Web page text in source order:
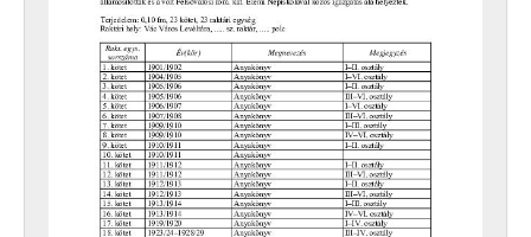
[Fond] 0405 - MTH Váci 233. sz. Iparostanuló Iskolájának iratai, 1949–1953
[Fond] 0406 - MTH Váci 257. sz. Iparostanuló Iskolájának iratai, 1948–1952
[Fond] 0421 - Bartók Béla Zeneiskola, Vác iratai, 1962–2000
[Fond] 0601 - Siketek Váci Általános Iskolájának és Nevelőotthonának (1945-ig Siketnémák Váci Kir. Országos Intézetének) iratai, 1802–1996
[Fond] 0602 - Siketnéma Fiúk Váci (1948-ig H. Nagy Sándor) Állami Foglalkoztató Intézetének iratai, 1920–1967
[Fond] 0603 - Siketnéma Leányok Váci Állami Foglalkoztató Intézetének iratai, 1934–1951
[Fond] 0604 - Simon Antal Általános Iskola, Diákotthon és Gyermekotthon (korábban Siketek Kisegítő Iskolája és Nevelőotthona) iratai, 1963 - 1993
[Fond] 0605 - Általános Iskola és Speciális Szakiskola (1968-ig Állami Gyógypedagógiai Iskola, 1986-ig Kisegítő Iskola, 1991-ig Általános Iskola), Vác iratai, 1961–1993